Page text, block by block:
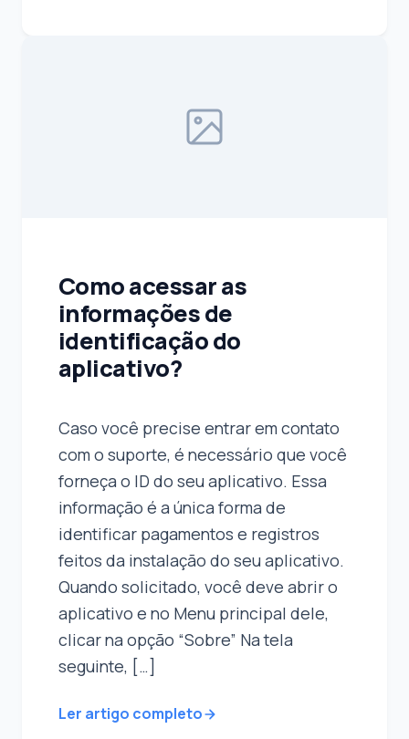
Como acessar as
informações de
identificação do
aplicativo?
Caso você precise entrar em contato
com o suporte, é necessário que você
forneça o ID do seu aplicativo. Essa
informação é a única forma de
identificar pagamentos e registros
feitos da instalação do seu aplicativo.
Quando solicitado, você deve abrir o
aplicativo e no Menu principal dele,
clicar na opção “Sobre” Na tela
seguinte, […]
Ler artigo completo